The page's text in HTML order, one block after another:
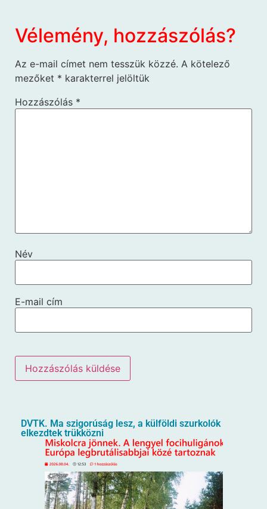
Vélemény, hozzászólás?
Az e-mail címet nem tesszük közzé. A kötelező
mezőket * karakterrel jelöltük
Hozzászólás *
Név
E-mail cím
DVTK. Ma szigorúság lesz, a külföldi szurkolók
elkezdtek trükközni